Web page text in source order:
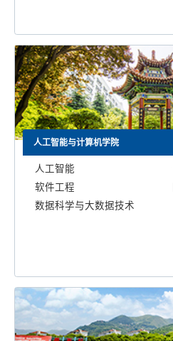
人工智能与计算机学院
人工智能
软件工程
数据科学与大数据技术